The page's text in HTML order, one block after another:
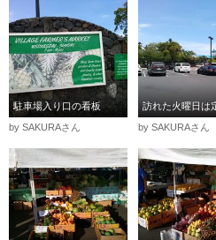
駐車場入り口の看板
by SAKURAさん
by SAKURAさん